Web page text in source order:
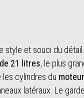
style et souci du détail.
21 litres, le plus
cylindres du
latéraux. Le